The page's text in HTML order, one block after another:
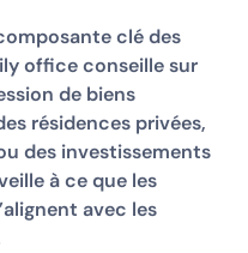
clé des
office conseille sur
de biens
résidences privées,
des investissements
à ce que les
avec les